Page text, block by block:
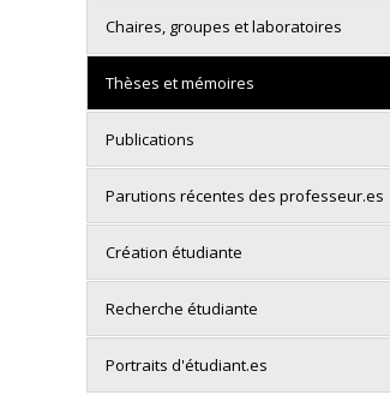
Chaires, groupes et laboratoires
Thèses et mémoires
Publications
Parutions récentes des professeur.es
Création étudiante
Recherche étudiante
Portraits d'étudiant.es